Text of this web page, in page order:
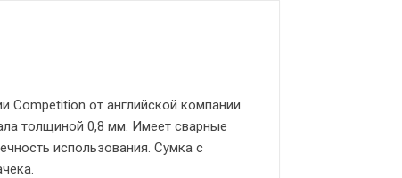
Competition от английской компании
толщиной 0,8 мм. Имеет сварные
использования. Сумка с